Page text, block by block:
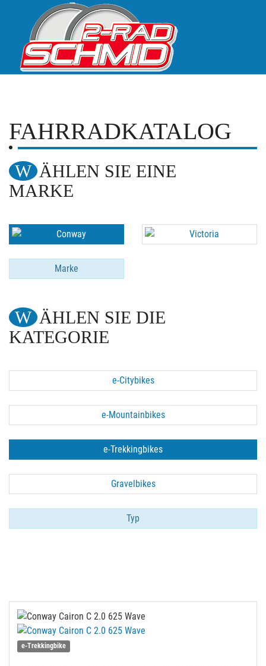
FAHRRADKATALOG
WÄHLEN SIE EINE
MARKE
Marke
WÄHLEN SIE DIE
KATEGORIE
e-Citybikes
e-Mountainbikes
e-Trekkingbikes
Gravelbikes
Typ
e-Trekkingbike